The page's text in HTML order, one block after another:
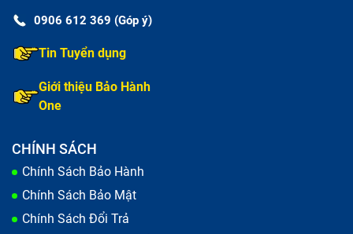
0906 612 369 (Góp ý)
Tin Tuyển dụng
Giới thiệu Bảo Hành
One
CHÍNH SÁCH
Chính Sách Bảo Hành
Chính Sách Bảo Mật
Chính Sách Đổi Trả